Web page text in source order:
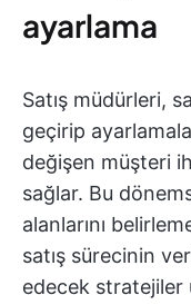
ayarlama
Satış müdürleri,
geçirip
değişen müşteri
sağlar. Bu
alanlarını
satış sürecinin
edecek stratejiler